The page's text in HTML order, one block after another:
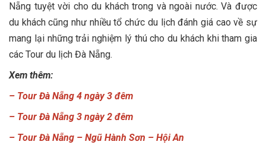
Nẵng tuyệt vời cho du khách trong và ngoài nước. Và được
du khách cũng như nhiều tổ chức du lịch đánh giá cao về sự
mang lại những trải nghiệm lý thú cho du khách khi tham gia
các Tour du lịch Đà Nẵng.
Xem thêm:
– Tour Đà Nẵng 4 ngày 3 đêm
– Tour Đà Nẵng 3 ngày 2 đêm
– Tour Đà Nẵng – Ngũ Hành Sơn – Hội An